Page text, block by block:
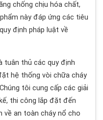
chống chịu hóa chất,
này đáp ứng các tiêu
định pháp luật về
tuân thủ các quy định
hệ thống vòi chữa cháy
tôi cung cấp các giải
thi công lắp đặt đến
về an toàn cháy nổ cho